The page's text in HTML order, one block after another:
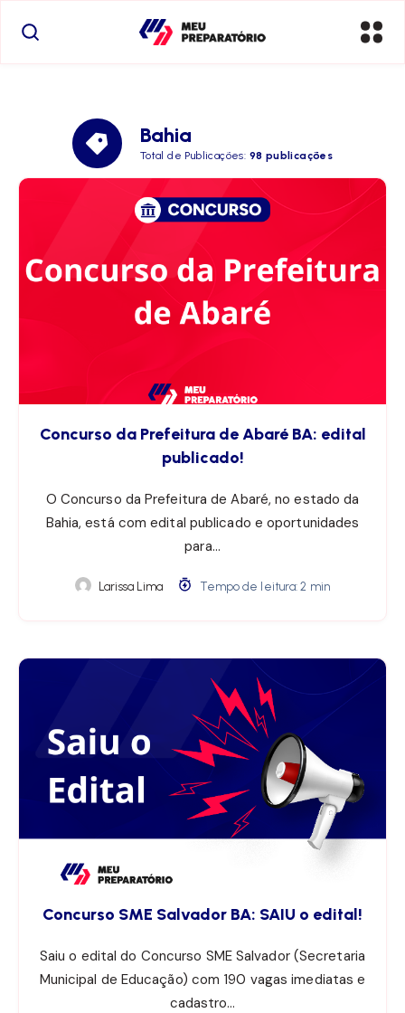
Bahia
Total de Publicações: 98 publicações
Concurso da Prefeitura de Abaré BA: edital
publicado!
O Concurso da Prefeitura de Abaré, no estado da
Bahia, está com edital publicado e oportunidades
para…
Larissa Lima Tempo de leitura: 2 min
Concurso SME Salvador BA: SAIU o edital!
Saiu o edital do Concurso SME Salvador (Secretaria
Municipal de Educação) com 190 vagas imediatas e
cadastro…